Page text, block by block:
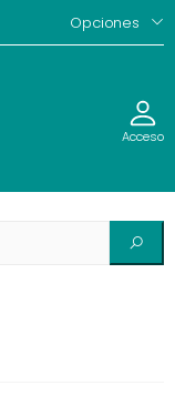
Opciones
Acceso